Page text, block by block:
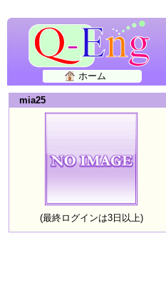
ホーム
mia25
(最終ログインは3日以上)